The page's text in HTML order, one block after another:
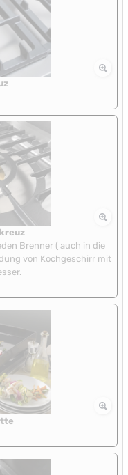
Brenner ( auch in die
von Kochgeschirr mit